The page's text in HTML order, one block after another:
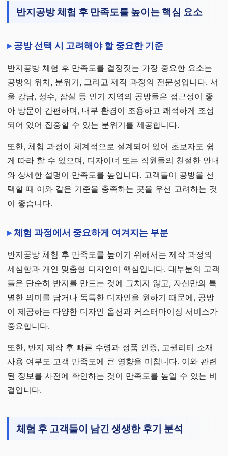
반지공방 체험 후 만족도를 높이는 핵심 요소
공방 선택 시 고려해야 할 중요한 기준
반지공방 체험 후 만족도를 결정짓는 가장 중요한 요소는
공방의 위치, 분위기, 그리고 제작 과정의 전문성입니다. 서
울 강남, 성수, 잠실 등 인기 지역의 공방들은 접근성이 좋
아 방문이 간편하며, 내부 환경이 조용하고 쾌적하게 조성
되어 있어 집중할 수 있는 분위기를 제공합니다.
또한, 체험 과정이 체계적으로 설계되어 있어 초보자도 쉽
게 따라 할 수 있으며, 디자이너 또는 직원들의 친절한 안내
와 상세한 설명이 만족도를 높입니다. 고객들이 공방을 선
택할 때 이와 같은 기준을 충족하는 곳을 우선 고려하는 것
이 좋습니다.
체험 과정에서 중요하게 여겨지는 부분
반지공방 체험 후 만족도를 높이기 위해서는 제작 과정의
세심함과 개인 맞춤형 디자인이 핵심입니다. 대부분의 고객
들은 단순히 반지를 만드는 것에 그치지 않고, 자신만의 특
별한 의미를 담거나 독특한 디자인을 원하기 때문에, 공방
이 제공하는 다양한 디자인 옵션과 커스터마이징 서비스가
중요합니다.
또한, 반지 제작 후 빠른 수령과 정품 인증, 고퀄리티 소재
사용 여부도 고객 만족도에 큰 영향을 미칩니다. 이와 관련
된 정보를 사전에 확인하는 것이 만족도를 높일 수 있는 비
결입니다.
체험 후 고객들이 남긴 생생한 후기 분석